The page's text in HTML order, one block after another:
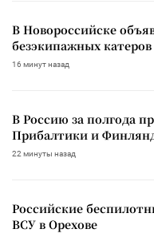
В Новороссийске
безэкипажных катеров
16 минут назад
В Россию за полгода
Прибалтики и
22 минуты назад
Российские
ВСУ в Орехове